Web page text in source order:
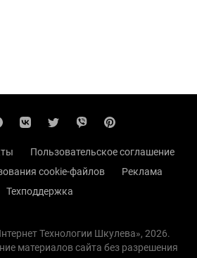
Пользовательское соглашение
cookie-файлов
Реклама
Техподдержка
Технологии Шкулева», 2026.
материалов сайта без разрешения